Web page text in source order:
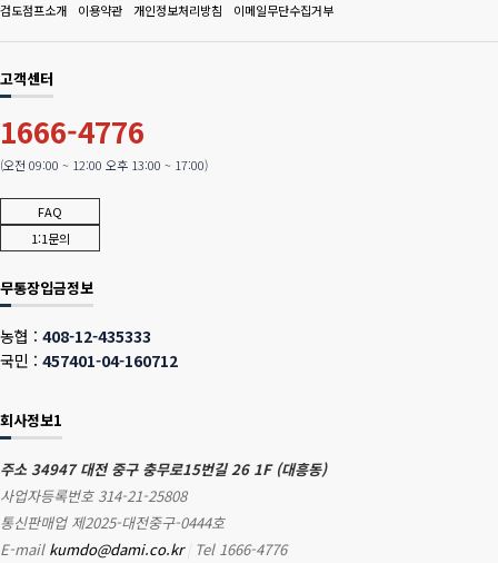
검도점프소개 이용약관 개인정보처리방침 이메일무단수집거부
고객센터
1666-4776
(오전 09:00 ~ 12:00 오후 13:00 ~ 17:00)
FAQ
1:1문의
무통장입금정보
농협 : 408-12-435333
국민 : 457401-04-160712
회사정보1
주소 34947 대전 중구 충무로15번길 26 1F (대흥동)
사업자등록번호 314-21-25808
통신판매업 제2025-대전중구-0444호
E-mail kumdo@dami.co.kr Tel 1666-4776